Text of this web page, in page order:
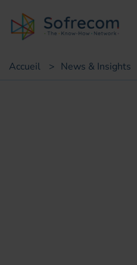
Accueil > News & Insights